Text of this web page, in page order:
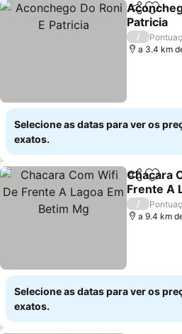
Partilhar
Patricia
/
a 3.4 km
Selecione as datas para ver os
exatos.
Partilhar
Chacara
Frente A
Mg/
a 9.4 km
Selecione as datas para ver os
exatos.